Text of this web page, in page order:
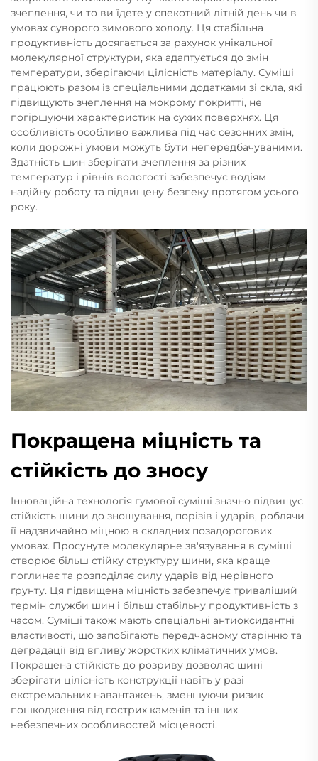
зчеплення, чи то ви їдете у спекотний літній день чи в
умовах суворого зимового холоду. Ця стабільна
продуктивність досягається за рахунок унікальної
молекулярної структури, яка адаптується до змін
температури, зберігаючи цілісність матеріалу. Суміші
працюють разом із спеціальними додатками зі скла, які
підвищують зчеплення на мокрому покритті, не
погіршуючи характеристик на сухих поверхнях. Ця
особливість особливо важлива під час сезонних змін,
коли дорожні умови можуть бути непередбачуваними.
Здатність шин зберігати зчеплення за різних
температур і рівнів вологості забезпечує водіям
надійну роботу та підвищену безпеку протягом усього
року.
Покращена міцність та
стійкість до зносу
Інноваційна технологія гумової суміші значно підвищує
стійкість шини до зношування, порізів і ударів, роблячи
її надзвичайно міцною в складних позадорогових
умовах. Просунуте молекулярне зв'язування в суміші
створює більш стійку структуру шини, яка краще
поглинає та розподіляє силу ударів від нерівного
ґрунту. Ця підвищена міцність забезпечує триваліший
термін служби шин і більш стабільну продуктивність з
часом. Суміші також мають спеціальні антиоксидантні
властивості, що запобігають передчасному старінню та
деградації від впливу жорстких кліматичних умов.
Покращена стійкість до розриву дозволяє шині
зберігати цілісність конструкції навіть у разі
екстремальних навантажень, зменшуючи ризик
пошкодження від гострих каменів та інших
небезпечних особливостей місцевості.